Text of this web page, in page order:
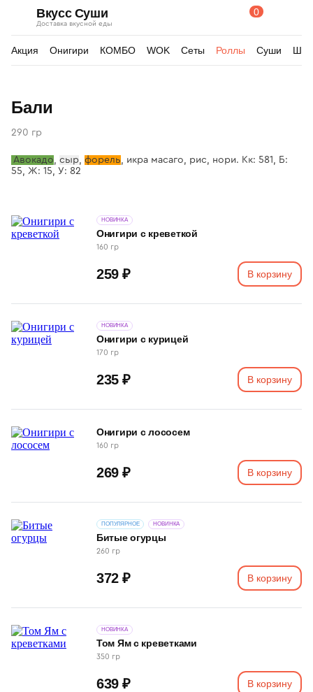
Вкусс Суши
Доставка вкусной еды
ПоискКорзина
0
Акция Онигири КОМБО WOK Сеты Роллы Суши
Бали
290 гр
Авокадо, сыр, форель, икра масаго, рис, нори. Кк: 581, Б:
55, Ж: 15, У: 82
Онигири с креветкой
НОВИНКА
160 гр
259 ₽ В корзину
Онигири с курицей
НОВИНКА
170 гр
235 ₽ В корзину
Онигири с лососем
160 гр
269 ₽ В корзину
Битые огурцы
ПОПУЛЯРНОЕ НОВИНКА
260 гр
372 ₽ В корзину
Том Ям с креветками
НОВИНКА
350 гр
639 ₽ В корзину
товара